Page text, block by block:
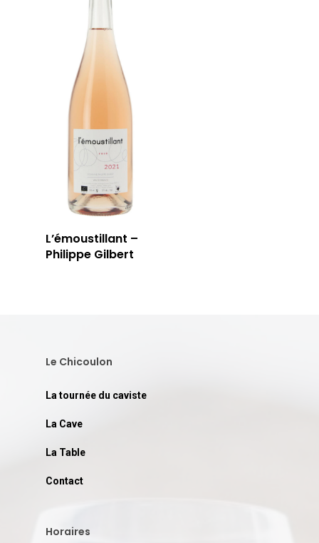
L’émoustillant –
Philippe Gilbert
Le Chicoulon
La tournée du caviste
La Cave
La Table
Contact
Horaires